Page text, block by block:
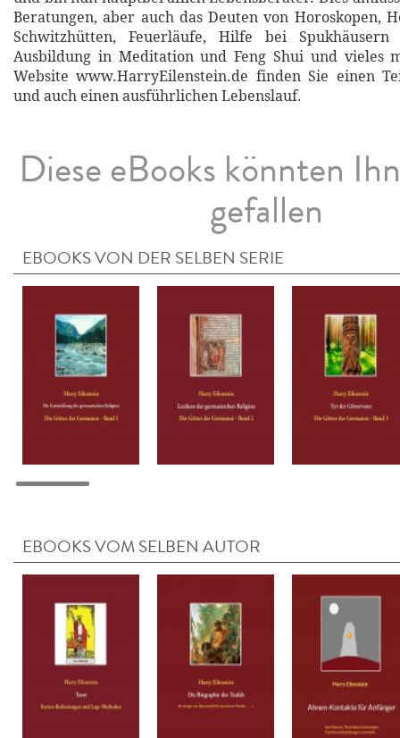
Beratungen, aber auch das Deuten von Horoskopen,
Schwitzhütten, Feuerläufe, Hilfe bei Spukhäusern
Ausbildung in Meditation und Feng Shui und vieles
Website www.HarryEilenstein.de finden Sie einen
und auch einen ausführlichen Lebenslauf.
Diese eBooks könnten
gefallen
EBOOKS VON DER SELBEN SERIE
EBOOKS VOM SELBEN AUTOR